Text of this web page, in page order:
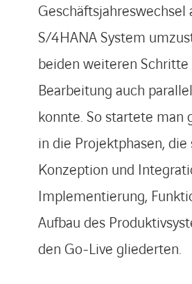
Geschäftsjahreswechsel
S/4HANA System
beiden weiteren Schritte
Bearbeitung auch
konnte. So startete man
in die Projektphasen, die
Konzeption und
Implementierung,
Aufbau des
den Go-Live gliederten.